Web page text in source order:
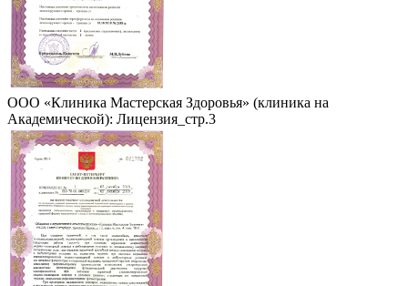
ООО «Клиника Мастерская Здоровья» (клиника на
Академической): Лицензия_стр.3